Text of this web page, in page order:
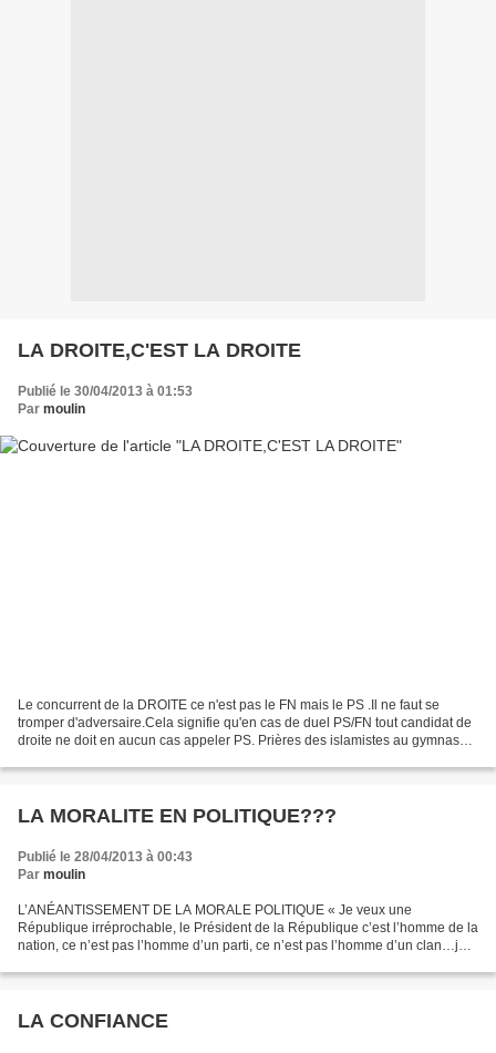
LA DROITE,C'EST LA DROITE
Publié le 30/04/2013 à 01:53
Par moulin
Le concurrent de la DROITE ce n'est pas le FN mais le PS .Il ne faut se
tromper d'adversaire.Cela signifie qu'en cas de duel PS/FN tout candidat de
droite ne doit en aucun cas appeler PS. Prières des islamistes au gymnase
LA MORALITE EN POLITIQUE???
Publié le 28/04/2013 à 00:43
Par moulin
L’ANÉANTISSEMENT DE LA MORALE POLITIQUE « Je veux une
République irréprochable, le Président de la République c’est l’homme de la
nation, ce n’est pas l’homme d’un parti, ce n’est pas l’homme d’un clan…je
LA CONFIANCE